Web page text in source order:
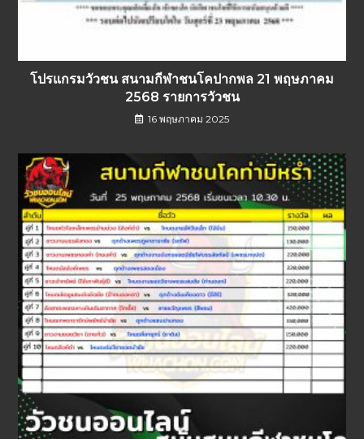
โปรแกรมวัวชน สนามกีฬาชนโคปากพล 21 พฤษภาคม
2568 รายการวัวชน
16 พฤษภาคม 2025